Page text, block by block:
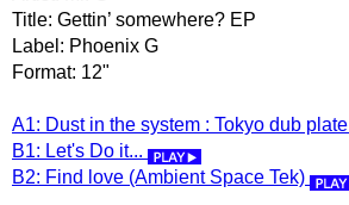
Title: Gettin’ somewhere? EP
Label: Phoenix G
Format: 12"
A1: Dust in the system : Tokyo dub plate
B1: Let's Do it...
B2: Find love (Ambient Space Tek)